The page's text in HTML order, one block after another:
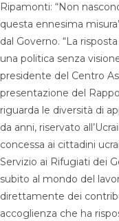
Ripamonti: “Non
questa ennesima
dal Governo. “La
una politica senza
presidente del Centro
presentazione del
riguarda le diversità di
da anni, riservato
concessa ai cittadini
Servizio ai Rifugiati dei
subito al mondo del
direttamente dei
accoglienza che ha